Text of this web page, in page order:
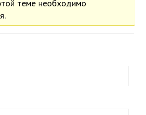
теме необходимо